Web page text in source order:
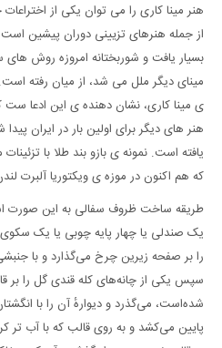
هنر مینا کاری‌ را می توان یکی از
از جمله هنرهای تزیینی دوران پیشین
بسیار یافت و شوربختانه امروزه روش
مینای دیگر ملل می شد، از میان رفته
ی مینا کاری، نشان دهنده ی این ادعا ست
هنر های دیگر برای اولین بار در ایران
یافته است. نمونه ی بازو بند طلا با
که هم اکنون در موزه ی ویکتوریا آلبرت
طریقه ساخت ظروف سفالی به این صورت
یک صندلی یا چهار پایه چوبی یا یک
را بر صفحه زیرین چرخ می‌گذارد و با
سپس یکی از چانه‌های کله قندی گل را بر
شده‌است، می‌گذرد و دیوارهٔ آن را با
پایین می‌کشد و به روی قالب که با آب تر